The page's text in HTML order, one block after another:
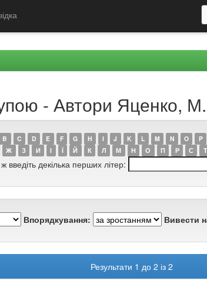
- Автори Яценко, М.
B C D E F G H I J K L M N O P
Ж З И І Ї Й К Л М Н О П Р С Т
введіть декілька перших літер:
Впорядкування: Вивести
Результати 1 до 2 із 2